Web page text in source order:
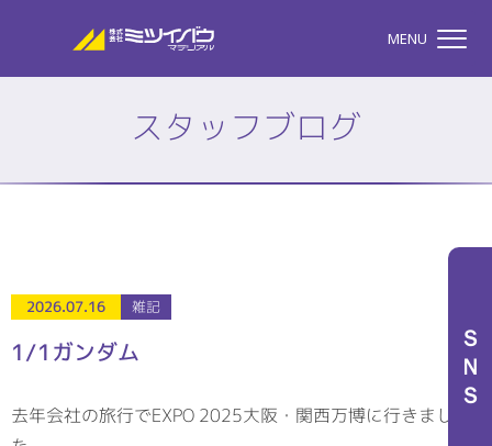
株式会社ミツイバウマテリア
MENU
私たちのこと
ＳＮＳ
スタッフブログ
2026.07.16 雑記
1/1ガンダム
去年会社の旅行でEXPO 2025大阪・関西万博に行きまし